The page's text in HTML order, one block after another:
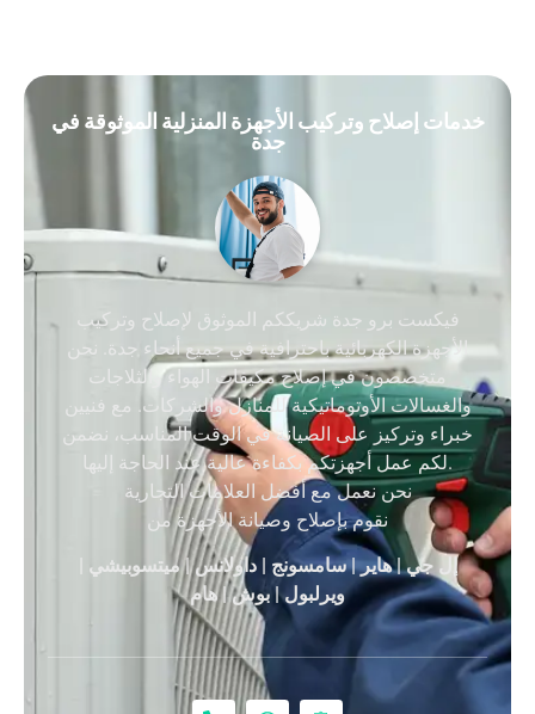
خدمات إصلاح وتركيب الأجهزة المنزلية الموثوقة في
جدة
فيكست برو جدة شريككم الموثوق لإصلاح وتركيب
الأجهزة الكهربائية باحترافية في جميع أنحاء جدة. نحن
متخصصون في إصلاح مكيفات الهواء والثلاجات
والغسالات الأوتوماتيكية للمنازل والشركات. مع فنيين
خبراء وتركيز على الصيانة في الوقت المناسب، نضمن
لكم عمل أجهزتكم بكفاءة عالية عند الحاجة إليها.
نحن نعمل مع أفضل العلامات التجارية
نقوم بإصلاح وصيانة الأجهزة من
إل جي | هاير | سامسونج | داولانس | ميتسوبيشي |
ويرلبول | بوش | هام